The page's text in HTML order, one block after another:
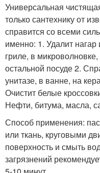
Универсальная
только сантехнику от
справится со всеми
именно: 1. Удалит
гриле, в
остальной посуде 2.
унитазе, в ванне, на
Очистит белые
Нефти, битума, масла,
Способ применения:
или ткань, круговыми
поверхность и смыть
загрязнений